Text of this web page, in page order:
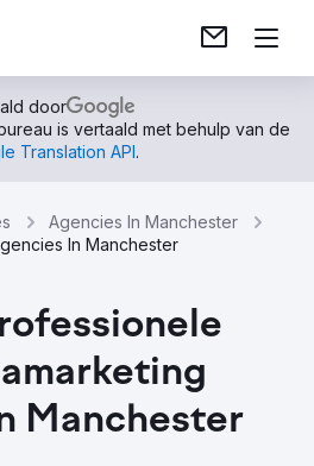
door
is vertaald met behulp van de
Translation API.
Agencies In Manchester
In Manchester
Manchester